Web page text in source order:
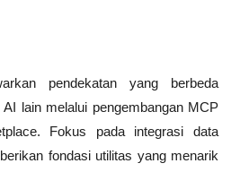
pendekatan yang berbeda
lain melalui pengembangan MCP
Fokus pada integrasi data
fondasi utilitas yang menarik